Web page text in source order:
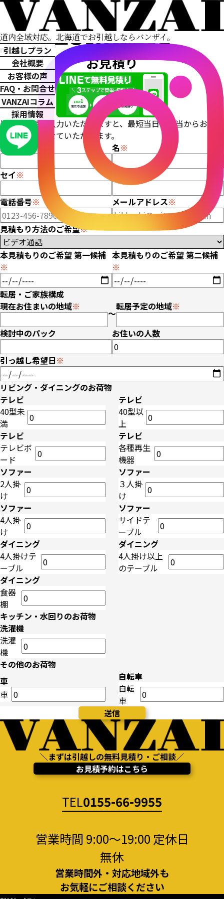
道内全域対応。 北海道でお引越しならバンザイ。
menu
引越しプラン
会社概要
お客様の声
FAQ・お問合せ
VANZAIコラム
採用情報
Estimate
お見積り
以下の項目を入力いただきますと、最短当日に担当からお見積
りをご回答させていただきます。
姓
※ 名※
セイ※
電話番号※ メールアドレス※
見積もり方法のご希望※
本見積もりのご希望 第一候補
※
本見積もりのご希望 第二候補
※
転居・ご家族構成
現在お住まいの地域※
〜
転居予定の地域※
検討中のパック お住いの人数
引っ越し希望日※
リビング・ダイニングのお荷物
テレビ
40型未
満
テレビ
40型以
上
テレビ
テレビボ
ード
テレビ
各種再生
機器
ソファー
2人掛
け
ソファー
３人掛
け
ソファー
4人掛
け
ソファー
サイドテ
ーブル
ダイニング
4人掛けテ
ーブル
ダイニング
4人掛け以上
のテーブル
ダイニング
食器
棚
キッチン・水回りのお荷物
洗濯機
洗濯
機
その他のお荷物
車
車
自転車
自転
車
＼まずは引越しの無料見積り・ご相談／
お見積予約はこちら
TEL0155-66-9955
営業時間 9:00～19:00 定休日
無休
営業時間外・対応地域外も
お気軽にご相談ください